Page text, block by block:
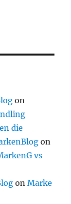
on
die
on
vs
onMarke